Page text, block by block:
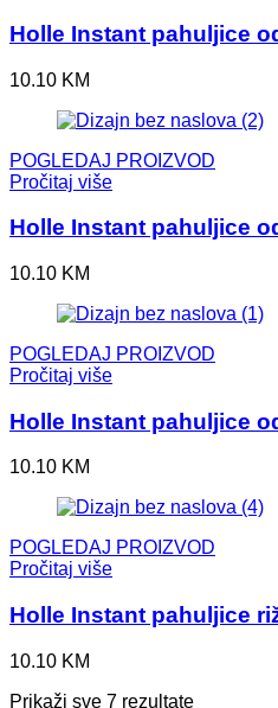
Holle Instant pahuljice
10.10 KM
POGLEDAJ PROIZVOD
Pročitaj više
Holle Instant pahuljice
10.10 KM
POGLEDAJ PROIZVOD
Pročitaj više
Holle Instant pahuljice
10.10 KM
POGLEDAJ PROIZVOD
Pročitaj više
Holle Instant pahuljice
10.10 KM
Prikaži sve 7 rezultate